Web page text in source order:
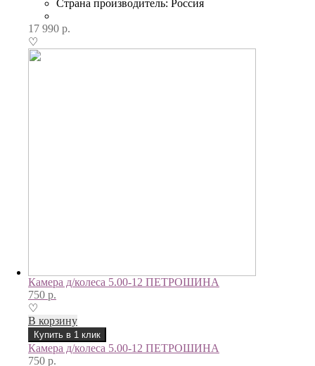
Страна производитель: Россия
17 990 р.
♡
Камера д/колеса 5.00-12 ПЕТРОШИНА
750 р.
♡
В корзину
Купить в 1 клик
Камера д/колеса 5.00-12 ПЕТРОШИНА
750 р.